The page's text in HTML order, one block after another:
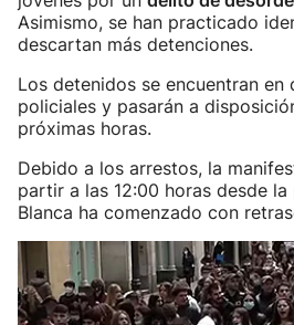
Asimismo, se han practicado
descartan más detenciones.
Los detenidos se encuentran en
policiales y pasarán a
próximas horas.
Debido a los arrestos, la
partir a las 12:00 horas desde
Blanca ha comenzado con